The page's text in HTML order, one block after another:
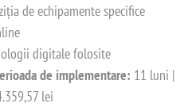
de echipamente specifice
digitale folosite
de implementare: 11 luni |
lei